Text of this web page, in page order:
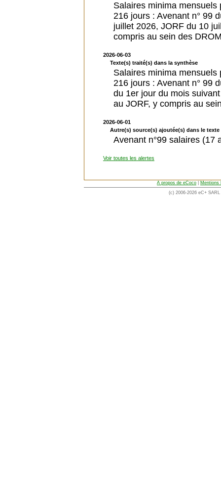
Salaires minima
216 jours : Avenant n° 99
juillet 2026, JORF du 10
compris au sein des
2026-06-03
Texte(s) traité(s) dans la synthèse
Salaires minima
216 jours : Avenant n° 99
du 1er jour du mois
au JORF, y compris au
2026-06-01
Autre(s) source(s) ajoutée(s) dans le
Avenant n°99 salaires (17
Voir toutes les alertes
A propos de eCoco
Mentions
(c) 2006-2026 eC+